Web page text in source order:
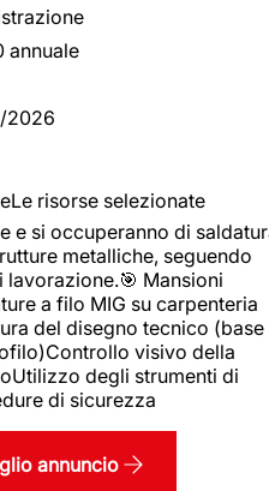
annuale
2026
risorse selezionate
e si occuperanno di
metalliche, seguendo
Mansioni
a filo MIG su carpenteria
del disegno tecnico (base
visivo della
degli strumenti di
di sicurezza
annuncio